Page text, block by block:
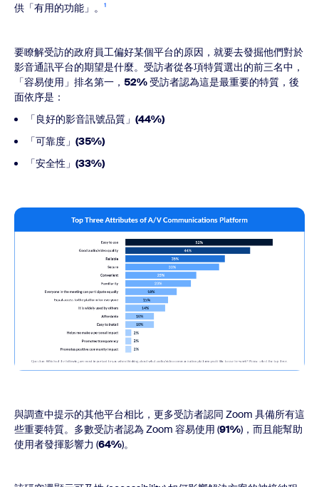
供「有用的功能」。 ¹
要瞭解受訪的政府員工偏好某個平台的原因，就要去發掘他們對於
影音通訊平台的期望是什麼。受訪者從各項特質選出的前三名中，
「容易使用」排名第一， 52%受訪者認為這是最重要的特質，後
面依序是：
「良好的影音訊號品質」 (44%)
「可靠度」 (35%)
「安全性」 (33%)
與調查中提示的其他平台相比，更多受訪者認同 Zoom 具備所有這
些重要特質。多數受訪者認為 Zoom 容易使用 (91%)，而且能幫助
使用者發揮影響力 (64%)。